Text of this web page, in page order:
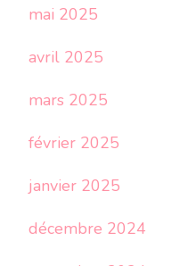
mai 2025
avril 2025
mars 2025
février 2025
janvier 2025
décembre 2024